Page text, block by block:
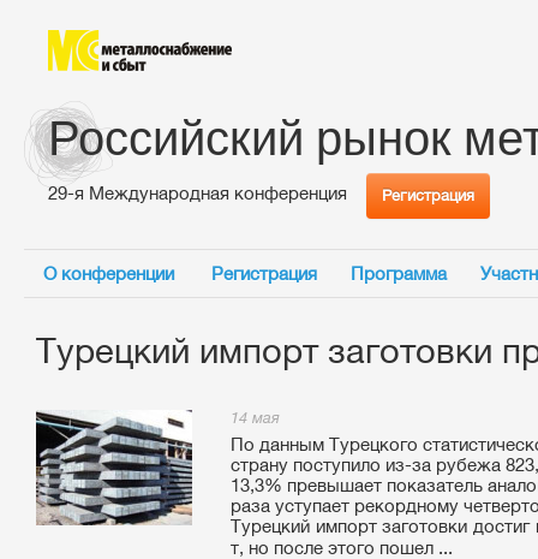
Российский рынок
29-я Международная конференция Регистрация
О конференции Регистрация Программа
Турецкий импорт заготовки
14 мая
По данным Турецкого
страну поступило из-за рубежа
13,3% превышает показатель
раза уступает рекордному
Турецкий импорт заготовки
т, но после этого пошел ...